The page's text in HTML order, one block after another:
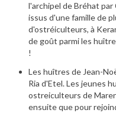
l'archipel de Bréhat
issus d'une famille de
d'ostréiculteurs, à
de goût parmi les
!
Les huîtres de Jean-
Ria d'Etel. Les jeunes
ostreiculteurs de
ensuite que pour